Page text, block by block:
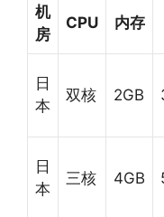
机
房
CPU 内存
日
本
双核 2GB
日
本
三核 4GB